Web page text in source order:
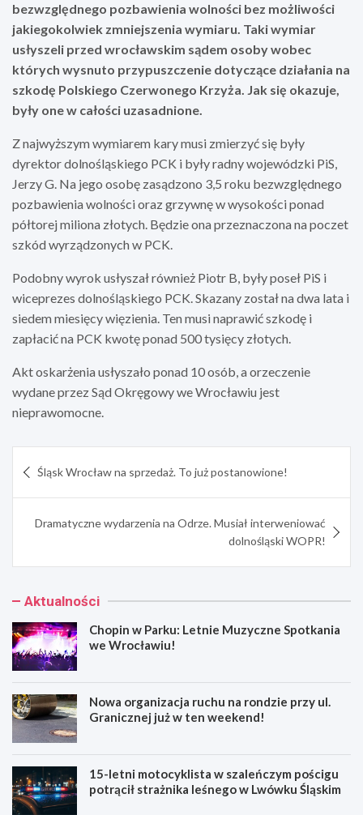
bezwzględnego pozbawienia wolności bez możliwości
jakiegokolwiek zmniejszenia wymiaru. Taki wymiar
usłyszeli przed wrocławskim sądem osoby wobec
których wysnuto przypuszczenie dotyczące działania na
szkodę Polskiego Czerwonego Krzyża. Jak się okazuje,
były one w całości uzasadnione.
Z najwyższym wymiarem kary musi zmierzyć się były
dyrektor dolnośląskiego PCK i były radny wojewódzki PiS,
Jerzy G. Na jego osobę zasądzono 3,5 roku bezwzględnego
pozbawienia wolności oraz grzywnę w wysokości ponad
półtorej miliona złotych. Będzie ona przeznaczona na poczet
szkód wyrządzonych w PCK.
Podobny wyrok usłyszał również Piotr B, były poseł PiS i
wiceprezes dolnośląskiego PCK. Skazany został na dwa lata i
siedem miesięcy więzienia. Ten musi naprawić szkodę i
zapłacić na PCK kwotę ponad 500 tysięcy złotych.
Akt oskarżenia usłyszało ponad 10 osób, a orzeczenie
wydane przez Sąd Okręgowy we Wrocławiu jest
nieprawomocne.
wpisu
Śląsk Wrocław na sprzedaż. To już postanowione!
Dramatyczne wydarzenia na Odrze. Musiał interweniować
dolnośląski WOPR!
Aktualności
Chopin w Parku: Letnie Muzyczne Spotkania
we Wrocławiu!
Nowa organizacja ruchu na rondzie przy ul.
Granicznej już w ten weekend!
15-letni motocyklista w szaleńczym pościgu
potrącił strażnika leśnego w Lwówku Śląskim